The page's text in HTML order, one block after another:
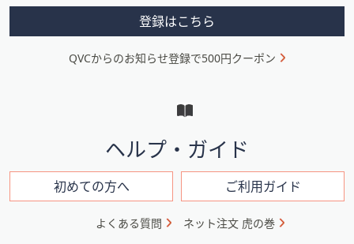
メ
ニ
ン
登録はこちら
QVCからのお知らせ登録で500円クーポン
ヘルプ・ガイド
初めての方へ ご利用ガイド
よくある質問 ネット注文 虎の巻